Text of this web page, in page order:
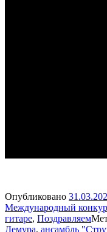
Опубликовано
Международный
гитаре, Поздравляем
Демура, ансамбль